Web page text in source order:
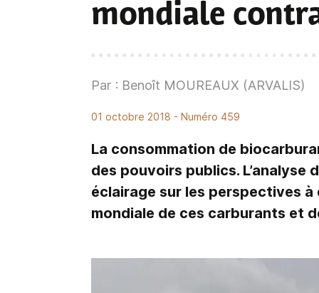
mondiale
Par : Benoît MOUREAUX (ARVALIS)
01 octobre 2018 - Numéro 459
La consommation de
des pouvoirs publics. L’analyse
éclairage sur les perspectives
mondiale de ces carburants et